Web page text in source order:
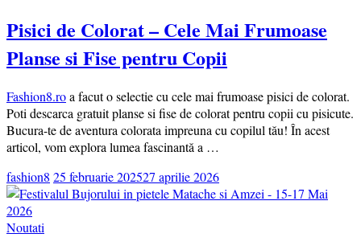
Pisici de Colorat – Cele Mai Frumoase
Planse si Fise pentru Copii
Fashion8.roa facut o selectie cu cele mai frumoase pisici de colorat.
Poti descarca gratuit planse si fise de colorat pentru copii cu pisicute.
Bucura-te de aventura colorata impreuna cu copilul tău! În acest
articol, vom explora lumea fascinantă a …
fashion8 25 februarie 202527 aprilie 2026
Noutati